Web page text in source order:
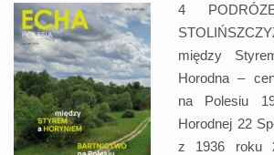
4
między
Horodna –
na Polesiu
Horodnej 22
z 1936 roku